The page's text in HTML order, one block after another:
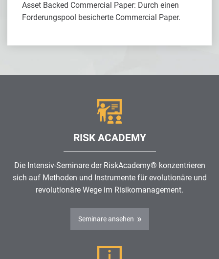
Asset Backed Commercial Paper: Durch einen
Forderungspool besicherte Commercial Paper.
RISK ACADEMY
Die Intensiv-Seminare der RiskAcademy® konzentrieren
sich auf Methoden und Instrumente für evolutionäre und
revolutionäre Wege im Risikomanagement.
Seminare ansehen